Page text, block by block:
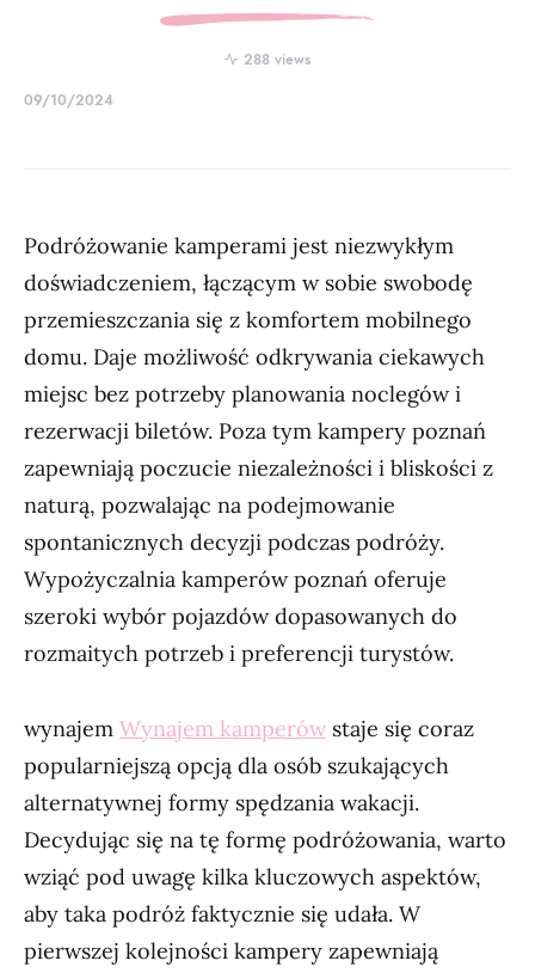
288 views
09/10/2024
Podróżowanie kamperami jest niezwykłym
doświadczeniem, łączącym w sobie swobodę
przemieszczania się z komfortem mobilnego
domu. Daje możliwość odkrywania ciekawych
miejsc bez potrzeby planowania noclegów i
rezerwacji biletów. Poza tym kampery poznań
zapewniają poczucie niezależności i bliskości z
naturą, pozwalając na podejmowanie
spontanicznych decyzji podczas podróży.
Wypożyczalnia kamperów poznań oferuje
szeroki wybór pojazdów dopasowanych do
rozmaitych potrzeb i preferencji turystów.
wynajem Wynajem kamperów staje się coraz
popularniejszą opcją dla osób szukających
alternatywnej formy spędzania wakacji.
Decydując się na tę formę podróżowania, warto
wziąć pod uwagę kilka kluczowych aspektów,
aby taka podróż faktycznie się udała. W
pierwszej kolejności kampery zapewniają